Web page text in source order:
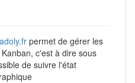
permet de gérer les
c'est à dire sous
de suivre l'état